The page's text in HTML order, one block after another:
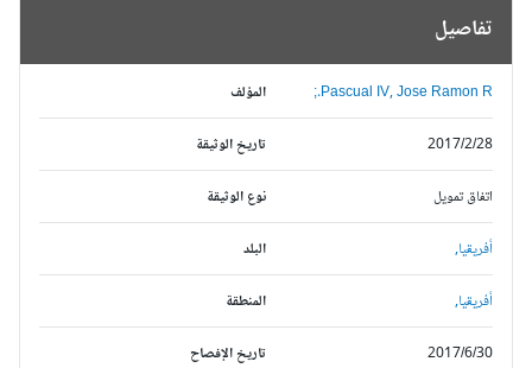
تفاصيل
المؤلف Pascual IV, Jose Ramon R.;
تاريخ الوثيقة 2017/2/28
نوع الوثيقة اتفاق تمويل
البلد أفريقيا,
المنطقة أفريقيا,
تاريخ الإفصاح 2017/6/30